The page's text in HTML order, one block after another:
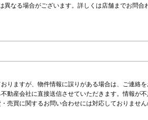
なる場合がございます。詳しくは店舗までお問合
りますが、物件情報に誤りがある場合は、ご連絡を
動産会社に直接送信させていただきます。情報が
売買に関するお問い合わせには対応しておりません